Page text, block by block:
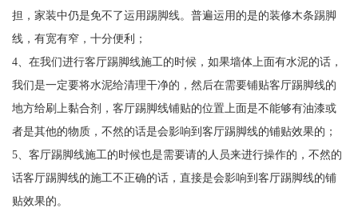
担，家装中仍是免不了运用踢脚线。普遍运用的是的装修木条踢脚
线，有宽有窄，十分便利；
4、在我们进行客厅踢脚线施工的时候，如果墙体上面有水泥的话，
我们是一定要将水泥给清理干净的，然后在需要铺贴客厅踢脚线的
地方给刷上黏合剂，客厅踢脚线铺贴的位置上面是不能够有油漆或
者是其他的物质，不然的话是会影响到客厅踢脚线的铺贴效果的；
5、客厅踢脚线施工的时候也是需要请的人员来进行操作的，不然的
话客厅踢脚线的施工不正确的话，直接是会影响到客厅踢脚线的铺
贴效果的。